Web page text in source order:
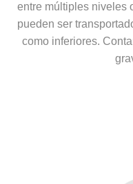
entre múltiples niveles
pueden ser
como inferiores.